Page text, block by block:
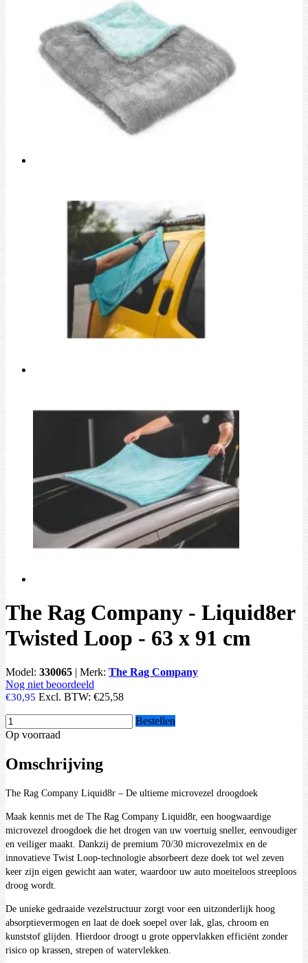
The Rag Company - Liquid8er
Twisted Loop - 63 x 91 cm
Model: 330065 | Merk: The Rag Company
Nog niet beoordeeld
€30,95 Excl. BTW: €25,58
Bestellen
Op voorraad
Omschrijving
The Rag Company Liquid8r – De ultieme microvezel droogdoek
Maak kennis met de The Rag Company Liquid8r, een hoogwaardige
microvezel droogdoek die het drogen van uw voertuig sneller, eenvoudiger
en veiliger maakt. Dankzij de premium 70/30 microvezelmix en de
innovatieve Twist Loop-technologie absorbeert deze doek tot wel zeven
keer zijn eigen gewicht aan water, waardoor uw auto moeiteloos streeploos
droog wordt.
De unieke gedraaide vezelstructuur zorgt voor een uitzonderlijk hoog
absorptievermogen en laat de doek soepel over lak, glas, chroom en
kunststof glijden. Hierdoor droogt u grote oppervlakken efficiënt zonder
risico op krassen, strepen of watervlekken.